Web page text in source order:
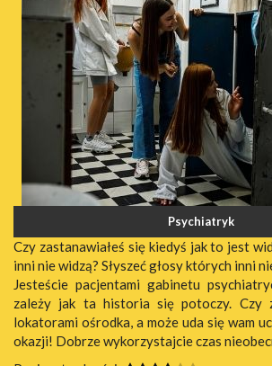
Psychiatryk
Czy zastanawiałeś się kiedyś jak to jest
inni nie widzą? Słyszeć głosy których inni
Jesteście pacjentami gabinetu
zależy jak ta historia się potoczy. Czy
lokatorami ośrodka, a może uda się wam
okazji! Dobrze wykorzystajcie czas